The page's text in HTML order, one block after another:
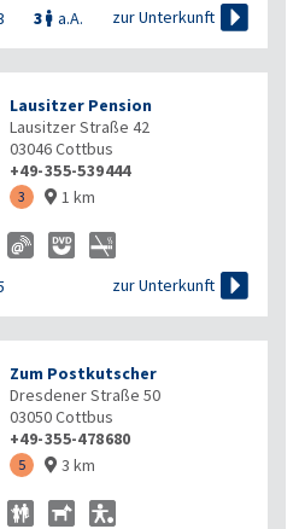
3  a.A. zur Unterkunft 
Lausitzer Pension
Lausitzer Straße 42
03046Cottbus
+49-355-539444
3  1 km
zur Unterkunft 
Zum Postkutscher
Dresdener Straße 50
03050Cottbus
+49-355-478680
5  3 km